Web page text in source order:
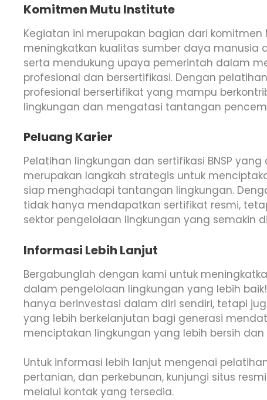
Komitmen Mutu Institute
Kegiatan ini merupakan bagian dari komitmen
meningkatkan kualitas sumber daya manusia
serta mendukung upaya pemerintah dalam
profesional dan bersertifikasi. Dengan
profesional bersertifikat yang mampu
lingkungan dan mengatasi tantangan
Peluang Karier
Pelatihan lingkungan dan sertifikasi BNSP
merupakan langkah strategis untuk
siap menghadapi tantangan lingkungan.
tidak hanya mendapatkan sertifikat resmi,
sektor pengelolaan lingkungan yang semakin
Informasi Lebih Lanjut
Bergabunglah dengan kami untuk
dalam pengelolaan lingkungan yang lebih
hanya berinvestasi dalam diri sendiri, tetapi
yang lebih berkelanjutan bagi generasi
menciptakan lingkungan yang lebih bersih
Untuk informasi lebih lanjut mengenai
pertanian, dan perkebunan, kunjungi situs resmi
melalui kontak yang tersedia.